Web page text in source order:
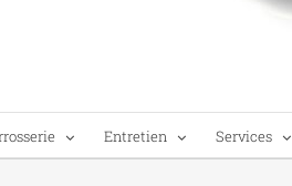
Entretien Services